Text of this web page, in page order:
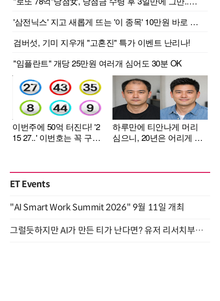
ET Events
"AI Smart Work Summit 2026" 9월 11일 개최
그럴듯하지만 AI가 만든 티가 난다면? 유저 리서치부터 배포까지! (9/15)